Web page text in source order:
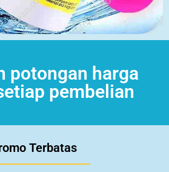
potongan harga
pembelian
Terbatas